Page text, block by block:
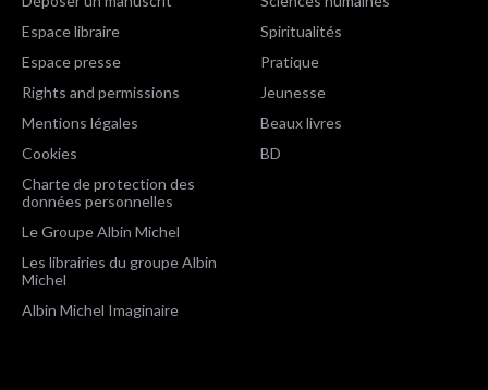
Espace libraire
Espace presse
Rights and permissions
Mentions légales
Cookies
Charte de protection des
données personnelles
Le Groupe Albin Michel
Les librairies du groupe Albin
Michel
Albin Michel Imaginaire
Spiritualités
Pratique
Jeunesse
Beaux livres
BD